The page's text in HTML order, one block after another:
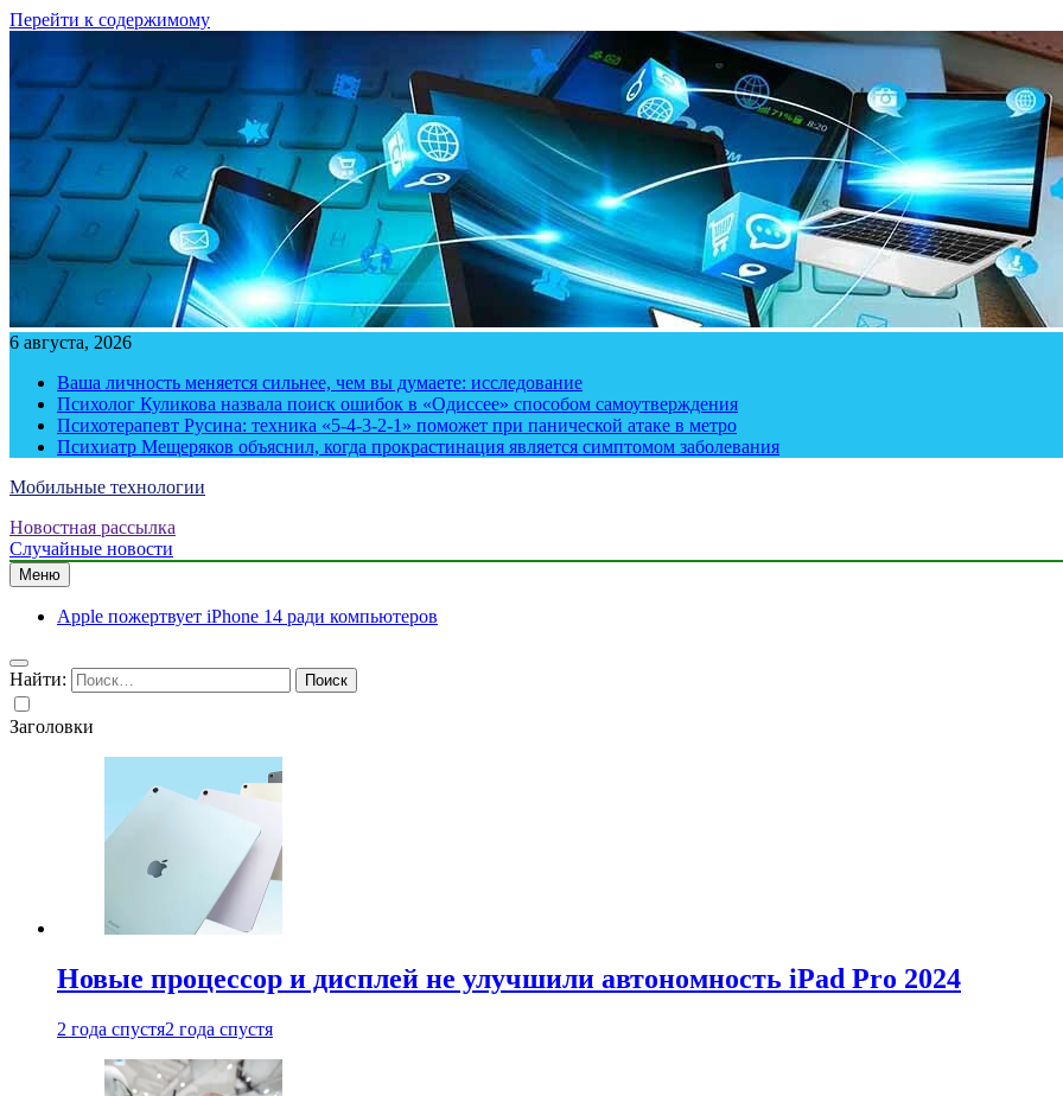
Перейти к содержимому
6 августа, 2026
Ваша личность меняется сильнее, чем вы думаете: исследование
Психолог Куликова назвала поиск ошибок в «Одиссее» способом самоутверждения
Психотерапевт Русина: техника «5-4-3-2-1» поможет при панической атаке в метро
Психиатр Мещеряков объяснил, когда прокрастинация является симптомом заболевания
Мобильные технологии
Новостная рассылка
Случайные новости
Меню
Apple пожертвует iPhone 14 ради компьютеров
Найти:
Заголовки
Новые процессор и дисплей не улучшили автономность iPad Pro 2024
2 года спустя2 года спустя